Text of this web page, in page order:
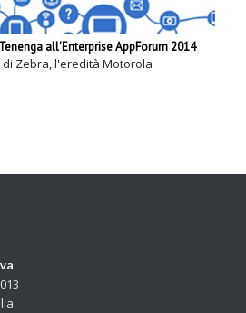
all'Enterprise AppForum 2014
Zebra, l'eredità Motorola